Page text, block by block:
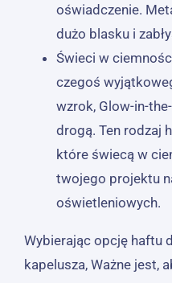
oświadczenie.
dużo blasku i
Świeci w
czegoś
wzrok, Glow-in-
drogą. Ten rodzaj
które świecą w
twojego projektu
oświetleniowych.
Wybierając opcję haftu
kapelusza, Ważne jest,